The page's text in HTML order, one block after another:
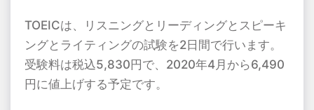
TOEICは、リスニングとリーディングとスピーキ
ングとライティングの試験を2 日間で行います。
受験料は税込5,830 円で、 2020年4月から6,490
円に値上げする予定です。